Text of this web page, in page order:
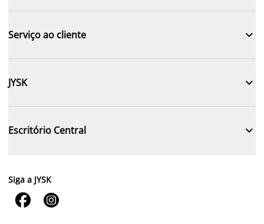
Serviço ao cliente 
JYSK 
Escritório Central 
Siga a JYSK
 